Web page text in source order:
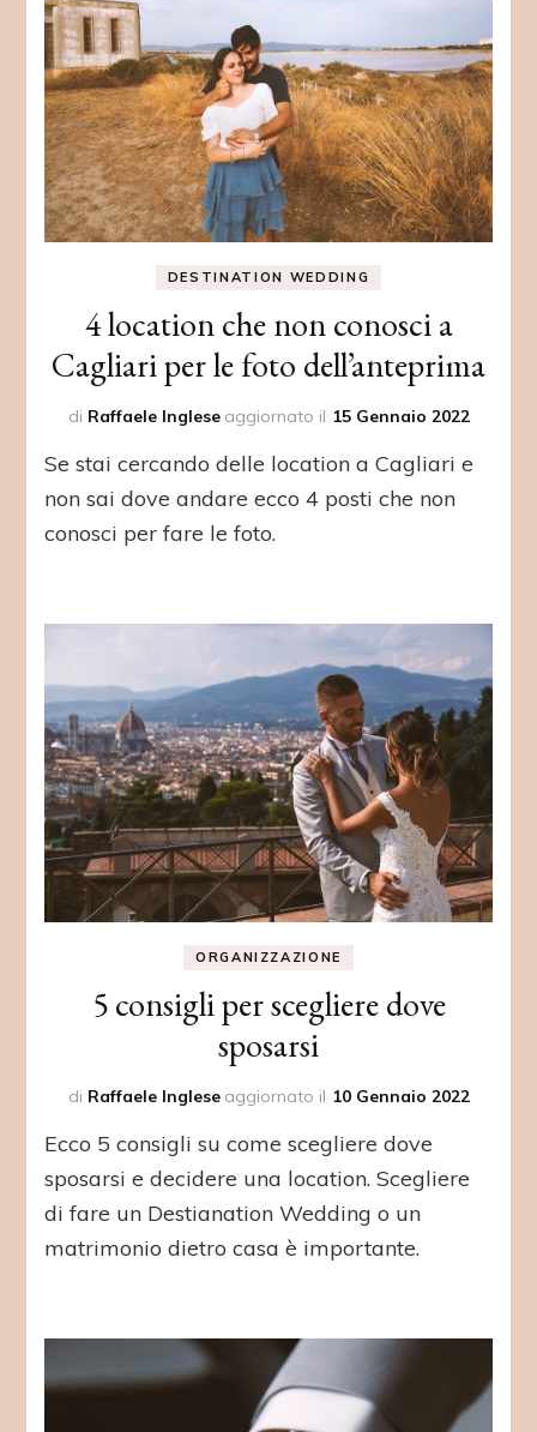
DESTINATION WEDDING
4 location che non conosci a
Cagliari per le foto dell’anteprima
di Raffaele Inglese aggiornato il 15 Gennaio 2022
Se stai cercando delle location a Cagliari e
non sai dove andare ecco 4 posti che non
conosci per fare le foto.
ORGANIZZAZIONE
5 consigli per scegliere dove
sposarsi
di Raffaele Inglese aggiornato il 10 Gennaio 2022
Ecco 5 consigli su come scegliere dove
sposarsi e decidere una location. Scegliere
di fare un Destianation Wedding o un
matrimonio dietro casa è importante.